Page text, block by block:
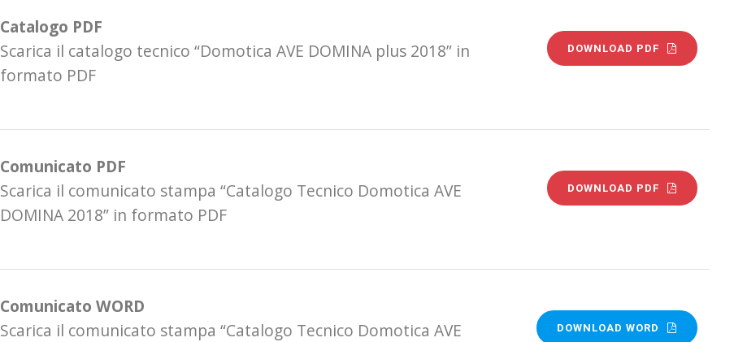
Catalogo PDF
Scarica il catalogo tecnico “Domotica AVE DOMINA plus 2018” in
formato PDF
DOWNLOAD PDF
Comunicato PDF
Scarica il comunicato stampa “Catalogo Tecnico Domotica AVE
DOMINA 2018” in formato PDF
DOWNLOAD PDF
Comunicato WORD
Scarica il comunicato stampa “Catalogo Tecnico Domotica AVE
DOWNLOAD WORD